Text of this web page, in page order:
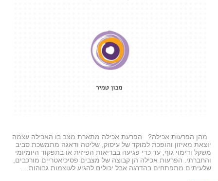
מהן הפרעות אכילה? הפרעת אכילה מתארת מצב בו האכילה עצמה
יוצאת מאיזון והופכת למוקד של עיסוק, שליטה ודאגה מתמשכת סביב
משקל ודימוי גוף, עד כדי פגיעה בבריאות הפיזית או בתפקוד היומיומי
והחברתי. הפרעות אכילה הן קבוצה של מצבים פסיכיאטריים מורכבים,
שלעיתים מתפתחים בהדרגה אבל יכולים להגיע לעוצמות גבוהות…